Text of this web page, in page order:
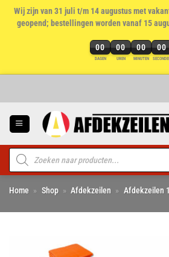
Wij zijn van 31 juli t/m 14 augustus met
geopend; bestellingen worden vanaf 15
00
DAGEN
00
UREN
00
MINUTEN
00
Producten
zoeken
Home » Shop » Afdekzeilen » Afdekzeilen